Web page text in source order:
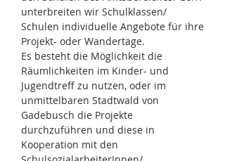
unterbreiten wir Schulklassen/
Schulen individuelle Angebote für ihre
Projekt- oder Wandertage.
Es besteht die Möglichkeit die
Räumlichkeiten im Kinder- und
Jugendtreff zu nutzen, oder im
unmittelbaren Stadtwald von
Gadebusch die Projekte
durchzuführen und diese in
Kooperation mit den